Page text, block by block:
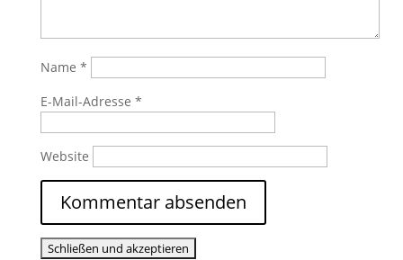
Name *
E-Mail-Adresse *
Website